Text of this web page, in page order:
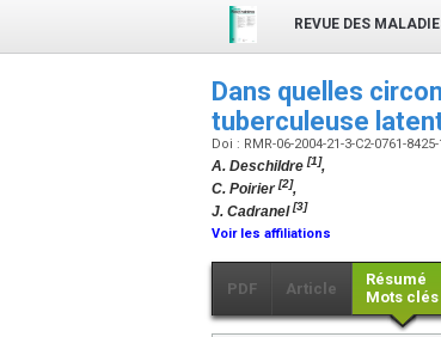
REVUE DES
Dans quelles
tuberculeuse
Doi : RMR-06-2004-21-3-C2-0761-
A. Deschildre [1],
C. Poirier[2],
J. Cadranel[3]
Voir les affiliations
PDF Article
Résumé
Mots clés